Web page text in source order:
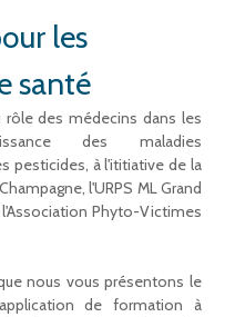
les
santé
des médecins dans les
des maladies
pesticides, à l'ititiative de la
l'URPS ML Grand
Phyto-Victimes
nous vous présentons le
de formation à